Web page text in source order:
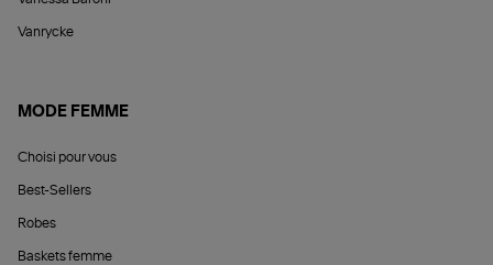
Vanrycke
MODE FEMME
Choisi pour vous
Best-Sellers
Robes
Baskets femme